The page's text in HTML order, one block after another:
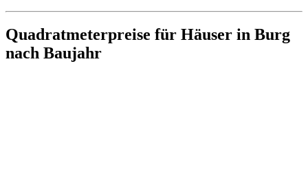
Quadratmeterpreise für Häuser in Burg
nach Baujahr